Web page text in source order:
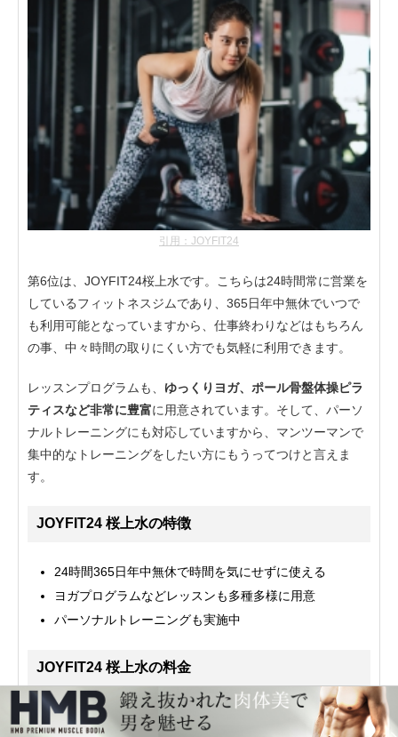
引用：JOYFIT24
第6位は、JOYFIT24桜上水です。こちらは24時間常に営業を
しているフィットネスジムであり、365日年中無休でいつで
も利用可能となっていますから、仕事終わりなどはもちろん
の事、中々時間の取りにくい方でも気軽に利用できます。
レッスンプログラムも、 ゆっくりヨガ、ポール骨盤体操ピラ
ティスなど非常に豊富に用意されています。そして、パーソ
ナルトレーニングにも対応していますから、マンツーマンで
集中的なトレーニングをしたい方にもうってつけと言えま
す。
JOYFIT24 桜上水の特徴
24時間365日年中無休で時間を気にせずに使える
ヨガプログラムなどレッスンも多種多様に用意
パーソナルトレーニングも実施中
JOYFIT24 桜上水の料金
入会金
2,200円
月会費